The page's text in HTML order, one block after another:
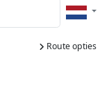
Route opties